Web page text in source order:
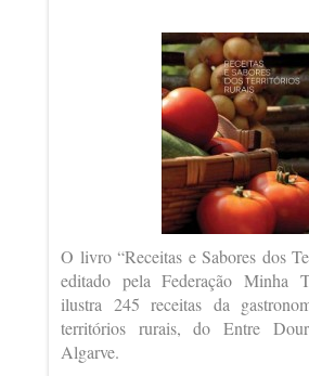
O livro “Receitas e Sabores dos
editado pela Federação Minha
ilustra 245 receitas da
territórios rurais, do Entre
Algarve.